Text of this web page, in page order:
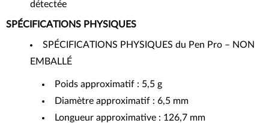
détectée
SPÉCIFICATIONS PHYSIQUES
SPÉCIFICATIONS PHYSIQUES du Pen Pro – NON
EMBALLÉ
Poids approximatif : 5,5 g
Diamètre approximatif : 6,5 mm
Longueur approximative : 126,7 mm